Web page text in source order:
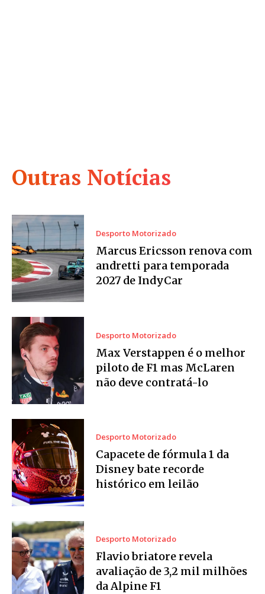
Outras Notícias
Desporto Motorizado
Marcus Ericsson renova com
andretti para temporada
2027 de IndyCar
Desporto Motorizado
Max Verstappen é o melhor
piloto de F1 mas McLaren
não deve contratá-lo
Desporto Motorizado
Capacete de fórmula 1 da
Disney bate recorde
histórico em leilão
Desporto Motorizado
Flavio briatore revela
avaliação de 3,2 mil milhões
da Alpine F1